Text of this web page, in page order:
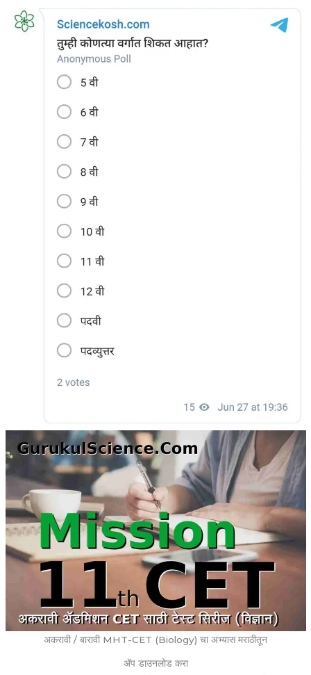
अकरावी / बारावी MHT-CET (Biology) चा अभ्यास मराठीतून
ॲप डाउनलोड करा